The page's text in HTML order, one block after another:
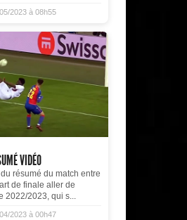
2023 à 08h55
VIDÉO
résumé du match entre
de finale aller de
2022/2023, qui s...
2023 à 00h47